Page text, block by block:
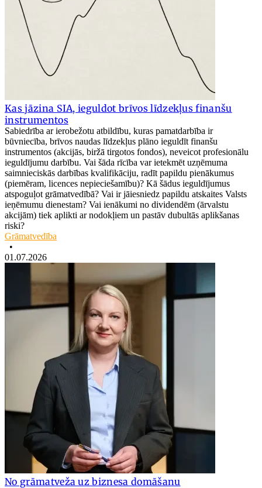
Kas jāzina SIA, ieguldot brīvos līdzekļus finanšu
instrumentos
Sabiedrība ar ierobežotu atbildību, kuras pamatdarbība ir
būvniecība, brīvos naudas līdzekļus plāno ieguldīt finanšu
instrumentos (akcijās, biržā tirgotos fondos), neveicot profesionālu
ieguldījumu darbību. Vai šāda rīcība var ietekmēt uzņēmuma
saimnieciskās darbības kvalifikāciju, radīt papildu pienākumus
(piemēram, licences nepieciešamību)? Kā šādus ieguldījumus
atspoguļot grāmatvedībā? Vai ir jāiesniedz papildu atskaites Valsts
ieņēmumu dienestam? Vai ienākumi no dividendēm (ārvalstu
akcijām) tiek aplikti ar nodokļiem un pastāv dubultās aplikšanas
riski?
Grāmatvedība
•
01.07.2026
No grāmatveža uz biznesa domāšanu